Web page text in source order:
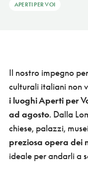
APERTI PER VOI
Il nostro impegno
culturali italiani non
i luoghi Aperti per
ad agosto. Dalla
chiese, palazzi,
preziosa opera dei
ideale per andarli a